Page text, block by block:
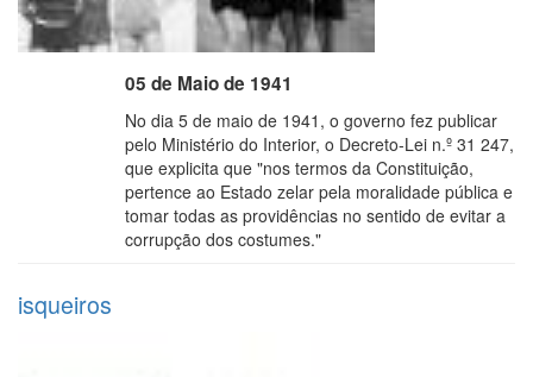
05 de Maio de 1941
No dia 5 de maio de 1941, o governo fez publicar
pelo Ministério do Interior, o Decreto-Lei n.º 31 247,
que explicita que "nos termos da Constituição,
pertence ao Estado zelar pela moralidade pública e
tomar todas as providências no sentido de evitar a
corrupção dos costumes."
isqueiros